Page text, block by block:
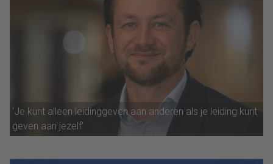
‘Je kunt alleen leidinggeven aan anderen als je leiding kunt
geven aan jezelf’